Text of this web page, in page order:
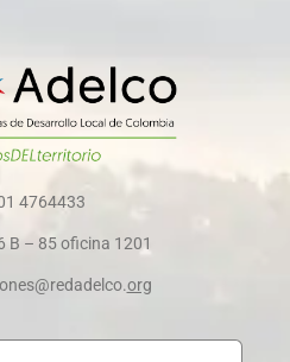
4764433
B – 85 oficina 1201
org